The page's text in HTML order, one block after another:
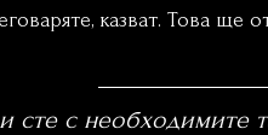
казват. Това ще
сте с необходимите